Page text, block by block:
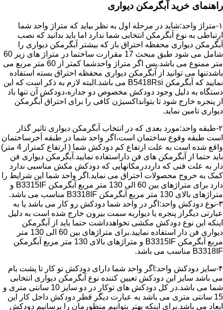
راهنمای خرید آبگرمکن دیواری
۱-متراژ واحد:شاید در مرحله اول به نظر بیاید که متراژ واحد شما
ارتباطی به نوع آبگرمکن انتخابی شما ندارد اما باید بدانید که نصب
آبگرمکن دیواری محفظه احتراق باز که بیشتر آبگرمکن دیواری را
شامل می شود طبق مبحث 17 مقرارت ساختما در متراژ های زیر 60
متر ممنوع می باشد.پس اگر متراژ واحدشما کمتر از 60 متر مربع می
باشدتنها می توانید از آبگرمکن دیواری محفظه احتراق بسته استفاده
نمایید که آبگرمکن B5418Rsi می باشد.البته لازم به ذکر است که این
دستگاه به دلیل وجود دودکش مخصوص دو جداره،دودکش آن تنها باد
از پنجره خارج شود تا بتوانداکسیژن کافی را برای احتراق آبگرمکن
دیواری تامین نماید.
۲-طبقه واحد:مورد بعدی که در انتخاب آبگرمکن دیواری تاثیر گذار
است طبقه وقوع ساختمان است،اگر واحد شما در طبقه آخرساختمان
واقع شده است به علت ارتفاع کم دودکش شما ( ارتفاع کمتراز 4 متر)
باید حتما از آبگرمکن های فن داراستفاده نمایید.آبگرمکن دیواری فن
دار به علت فنی که دارددرمکانهایی که دودکش مکش مناسبی ندارد
کمک به خروج محصولات احتراق می نماید.اگر واحد شما این شرایط را
دارد برای متراژهای بین 60 الی 130 متر مربع آبگرمکن B3315IF و
متراژهای بالای 130 متر مربع آبگرمکن B3318IF مناسب می باشد.
۳-نوع دودکش واحد:اگر در واحد شما دودکش رو کار می باشد یا به
عبارتی دیگراز پنجره یا دیواربه سمت بیرون خارج شده است به دلیل
اینکه این نوع دودکش مکشی نخواهدداشت حتما باید از آبگرمکن
دیواری فن دار استفاده نمایید.برای متراژهای بین 60 الی 130 متر
مربع آبگرمکن B3315IF و متراژهای بالای 130 متر مربع آبگرمکن
B3318IF مناسب می باشد.
۴-سایز دودکش واحد:اگر واحد شما دارای دودکش تو کار تا پشت بام
می باشد سایز این دودکش تعیین کننده نوع آبگرمکن دیواری انتخابی
شما می باشد.در کل دودکش های توکار در دو سایز 10 سانتی متری و
15 سانتی متری می باشد به عبارت دیگر قطر دودکش داخل کار این
ابعاد می باشد.برای اینکه بهتر بتوانیم منظورمان را برسانیم دودکش